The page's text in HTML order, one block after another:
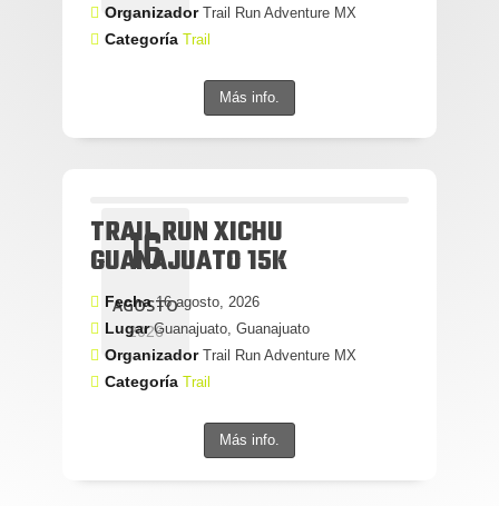
Organizador Trail Run Adventure MX
Categoría Trail
Más info.
16
AGOSTO
2026
TRAIL RUN XICHU
GUANAJUATO 15K
Fecha16 agosto, 2026
LugarGuanajuato, Guanajuato
Organizador Trail Run Adventure MX
Categoría Trail
Más info.